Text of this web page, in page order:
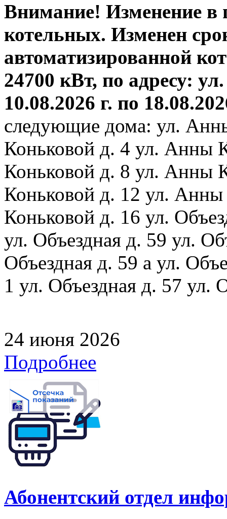
Внимание! Изменение в
котельных. Изменен
автоматизированной
24700 кВт, по адресу:
10.08.2026 г. по
следующие дома: ул.
Коньковой д. 4 ул. Анны
Коньковой д. 8 ул. Анны
Коньковой д. 12 ул.
Коньковой д. 16 ул.
ул. Объездная д. 59 ул.
Объездная д. 59 а ул.
1 ул. Объездная д. 57 ул.
24 июня 2026
Подробнее
Абонентский отдел